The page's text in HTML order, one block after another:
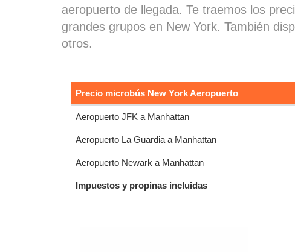
aeropuerto de llegada. Te traemos los
grandes grupos en New York. También
otros.
Precio microbús New York Aeropuerto
Aeropuerto JFK a Manhattan
Aeropuerto La Guardia a Manhattan
Aeropuerto Newark a Manhattan
Impuestos y propinas incluidas